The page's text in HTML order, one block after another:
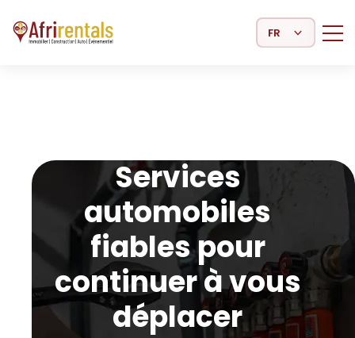
Select Language
Services
automobiles
fiables pour
continuer à vous
déplacer